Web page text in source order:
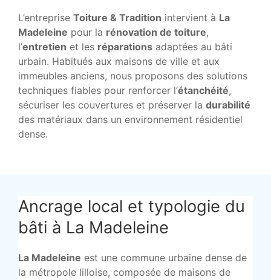
L’entreprise Toiture & Tradition intervient à La
Madeleine pour la rénovation de toiture,
l’entretien et les réparations adaptées au bâti
urbain. Habitués aux maisons de ville et aux
immeubles anciens, nous proposons des solutions
techniques fiables pour renforcer l’étanchéité,
sécuriser les couvertures et préserver la durabilité
des matériaux dans un environnement résidentiel
dense.
Ancrage local et typologie du
bâti à La Madeleine
La Madeleine est une commune urbaine dense de
la métropole lilloise, composée de maisons de